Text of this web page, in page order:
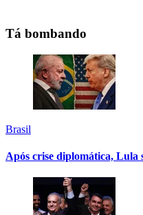
Tá bombando
Brasil
Após crise diplomática, Lula